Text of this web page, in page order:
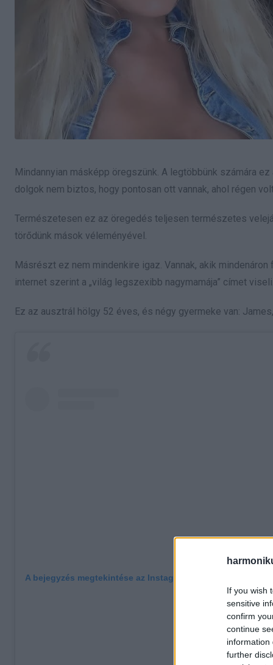
If you wish
sensitive
confirm
continue
information
further
Mindannyian másképp öregszünk. A legtöbbünk számára
dolgok nem biztos, hogy pontosan ott vannak, ahol régen
Természetesen ez az öregedés teljesen természetes
törődünk mások véleményével.
Másrészt ez nem mindenkire igaz. Vannak, akik
internet szerint a „világ legszexibb nagymamája” címet viseli.
Ez az ausztrál hölgy 52 éves, és négy gyermeke van:
A bejegyzés megtekintése az Instagramon